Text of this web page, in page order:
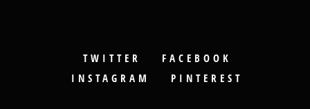
TWITTER
FACEBOOK
INSTAGRAM
PINTEREST